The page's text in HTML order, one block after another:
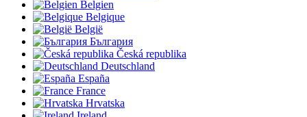
Belgien
Belgique
België
България
Česká republika
Deutschland
España
France
Hrvatska